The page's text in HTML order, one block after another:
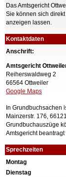
Das Amtsgericht
Sie können sich
anzeigen lassen.
Kontaktdaten
Anschrift:
Amtsgericht
Reiherswaldweg 2
66564 Ottweiler
Google Maps
In Grundbuchsachen
Mainzerstr. 176,
Grundbuchauszüge
Amtsgericht
Sprechzeiten
Montag
Dienstag